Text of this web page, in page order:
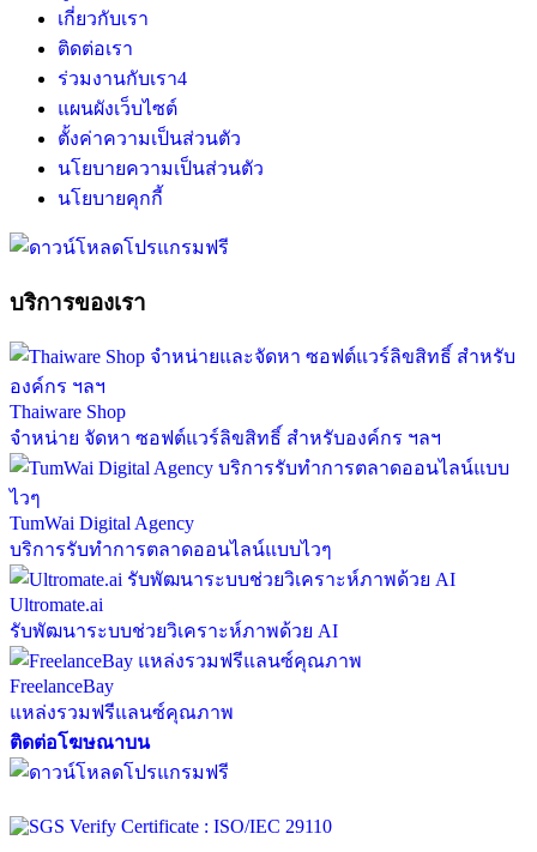
เกี่ยวกับเรา
ติดต่อเรา
ร่วมงานกับเรา4
แผนผังเว็บไซต์
ตั้งค่าความเป็นส่วนตัว
นโยบายความเป็นส่วนตัว
นโยบายคุกกี้
บริการของเรา
Thaiware Shop
จำหน่าย จัดหา ซอฟต์แวร์ลิขสิทธิ์ สำหรับองค์กร ฯลฯ
TumWai Digital Agency
บริการรับทำการตลาดออนไลน์แบบไวๆ
Ultromate.ai
รับพัฒนาระบบช่วยวิเคราะห์ภาพด้วย AI
FreelanceBay
แหล่งรวมฟรีแลนซ์คุณภาพ
ติดต่อโฆษณาบน